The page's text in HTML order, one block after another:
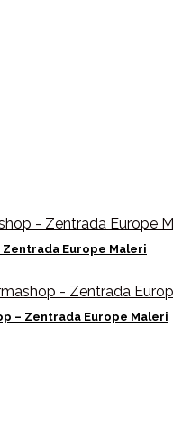
Europe Maleri
– Zentrada Europe Maleri